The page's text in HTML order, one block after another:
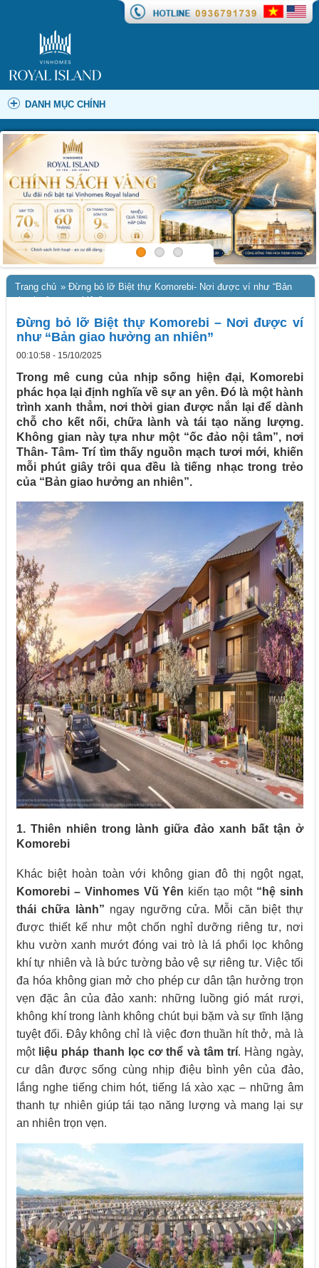
DANH MỤC CHÍNH
Trang chủ » Đừng bỏ lỡ Biệt thự Komorebi- Nơi được ví như “Bản
giao hưởng an nhiên”
Đừng bỏ lỡ Biệt thự Komorebi – Nơi được ví
như “Bản giao hưởng an nhiên”
00:10:58 - 15/10/2025
Trong mê cung của nhịp sống hiện đại, Komorebi
phác họa lại định nghĩa về sự an yên. Đó là một hành
trình xanh thẳm, nơi thời gian được nắn lại để dành
chỗ cho kết nối, chữa lành và tái tạo năng lượng.
Không gian này tựa như một “ốc đảo nội tâm”, nơi
Thân- Tâm- Trí tìm thấy nguồn mạch tươi mới, khiến
mỗi phút giây trôi qua đều là tiếng nhạc trong trẻo
của “Bản giao hưởng an nhiên”.
1. Thiên nhiên trong lành giữa đảo xanh bất tận ở
Komorebi
Khác biệt hoàn toàn với không gian đô thị ngột ngạt,
Komorebi – Vinhomes Vũ Yên kiến tạo một “hệ sinh
thái chữa lành” ngay ngưỡng cửa. Mỗi căn biệt thự
được thiết kế như một chốn nghỉ dưỡng riêng tư, nơi
khu vườn xanh mướt đóng vai trò là lá phổi lọc không
khí tự nhiên và là bức tường bảo vệ sự riêng tư. Việc tối
đa hóa không gian mở cho phép cư dân tận hưởng trọn
vẹn đặc ân của đảo xanh: những luồng gió mát rượi,
không khí trong lành không chút bụi bặm và sự tĩnh lặng
tuyệt đối. Đây không chỉ là việc đơn thuần hít thở, mà là
một liệu pháp thanh lọc cơ thể và tâm trí. Hàng ngày,
cư dân được sống cùng nhịp điệu bình yên của đảo,
lắng nghe tiếng chim hót, tiếng lá xào xạc – những âm
thanh tự nhiên giúp tái tạo năng lượng và mang lại sự
an nhiên trọn vẹn.